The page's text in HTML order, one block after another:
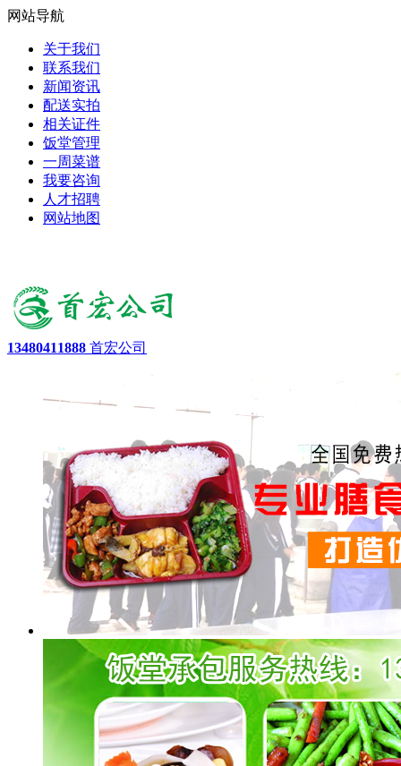
网站导航
关于我们
联系我们
新闻资讯
配送实拍
相关证件
饭堂管理
一周菜谱
我要咨询
人才招聘
网站地图
13480411888 首宏公司